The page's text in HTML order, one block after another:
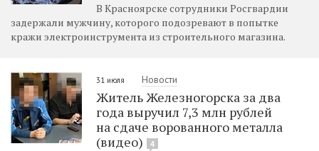
В Красноярске сотрудники Росгвардии
задержали мужчину, которого подозревают в попытке
кражи электроинструмента из строительного магазина.
31 июля Новости
Житель Железногорска за два
года выручил 7,3 млн рублей
на сдаче ворованного металла
(видео)
4